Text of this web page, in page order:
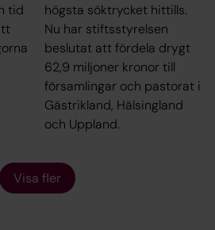
tid
högsta söktrycket hittills.
Nu har stiftsstyrelsen
beslutat att fördela drygt
62,9 miljoner kronor till
församlingar och pastorat i
Gästrikland, Hälsingland
och Uppland.
Visa fler